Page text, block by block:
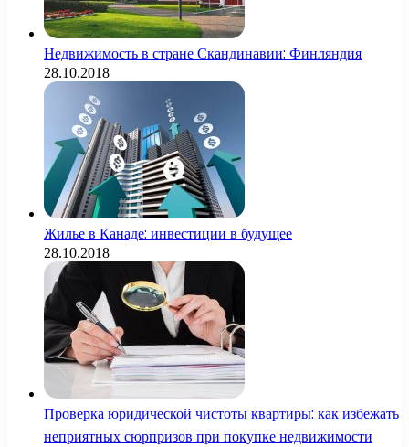
Недвижимость в стране Скандинавии: Финляндия
28.10.2018
Жилье в Канаде: инвестиции в будущее
28.10.2018
Проверка юридической чистоты квартиры: как избежать
неприятных сюрпризов при покупке недвижимости